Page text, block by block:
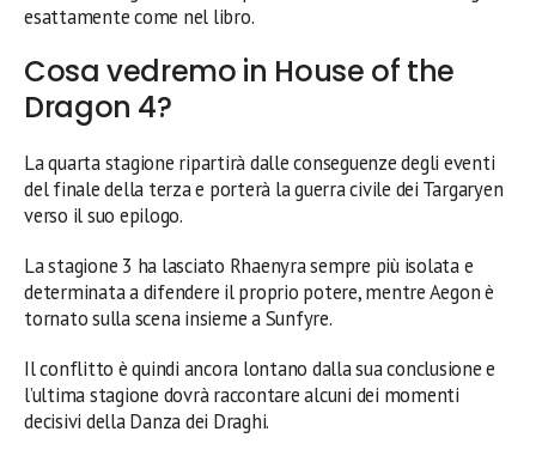
esattamente come nel libro.
Cosa vedremo in House of the
Dragon 4?
La quarta stagione ripartirà dalle conseguenze degli eventi
del finale della terza e porterà la guerra civile dei Targaryen
verso il suo epilogo.
La stagione 3 ha lasciato Rhaenyra sempre più isolata e
determinata a difendere il proprio potere, mentre Aegon è
tornato sulla scena insieme a Sunfyre.
Il conflitto è quindi ancora lontano dalla sua conclusione e
l’ultima stagione dovrà raccontare alcuni dei momenti
decisivi della Danza dei Draghi.